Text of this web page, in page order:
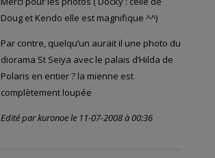
Doug et Kendo elle est magnifique ^^)
Par contre, quelqu’un aurait il une photo du
diorama St Seiya avec le palais d’Hilda de
Polaris en entier ? la mienne est
complètement loupée
Edité par kuronoe le 11-07-2008 à 00:36